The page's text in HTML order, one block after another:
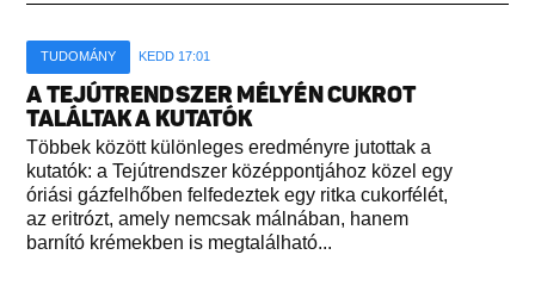
TUDOMÁNY KEDD 17:01
A TEJÚTRENDSZER MÉLYÉN CUKROT
TALÁLTAK A KUTATÓK
Többek között különleges eredményre jutottak a
kutatók: a Tejútrendszer középpontjához közel egy
óriási gázfelhőben felfedeztek egy ritka cukorfélét,
az eritrózt, amely nemcsak málnában, hanem
barnító krémekben is megtalálható...